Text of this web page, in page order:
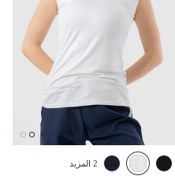
2 المزيد